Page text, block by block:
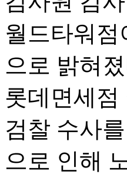
월드타워
으로 밝혀
롯데면세
검찰 수사
으로 인해